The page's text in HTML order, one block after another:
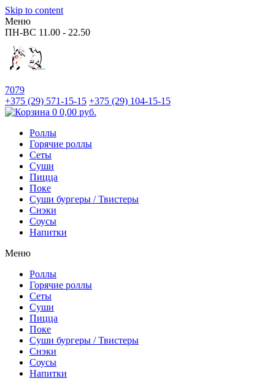
Skip to content
Меню
ПН-ВС 11.00 - 22.50
7079
+375 (29) 571-15-15 +375 (29) 104-15-15
0 0,00 руб.
Роллы
Горячие роллы
Сеты
Суши
Пицца
Поке
Суши бургеры / Твистеры
Снэки
Соусы
Напитки
Меню
Роллы
Горячие роллы
Сеты
Суши
Пицца
Поке
Суши бургеры / Твистеры
Снэки
Соусы
Напитки